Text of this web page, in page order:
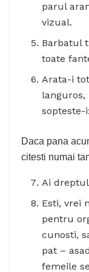
parul
vizual.
Barbatul
toate
Arata-i
languros,
sopteste-
Daca pana
citesti numai
Ai
Esti, vrei
pentru
cunosti,
pat –
femeile